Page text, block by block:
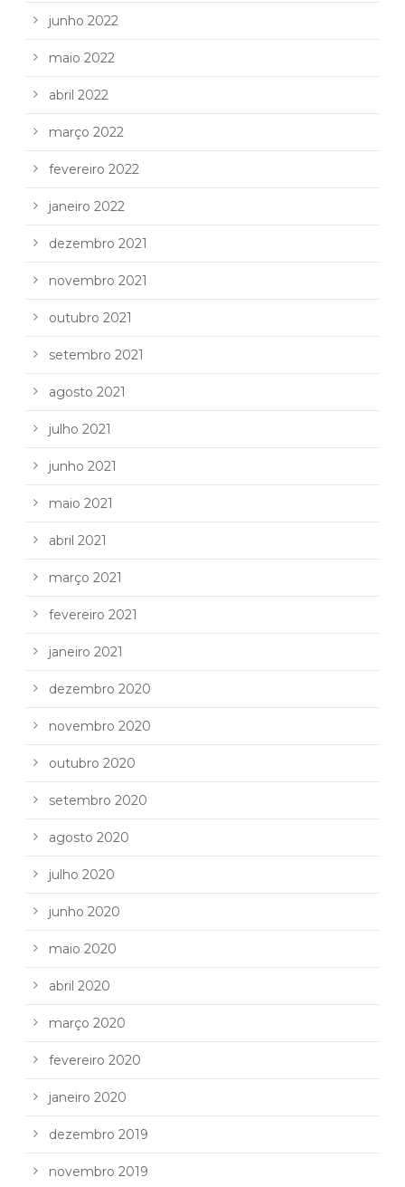
junho 2022
maio 2022
abril 2022
março 2022
fevereiro 2022
janeiro 2022
dezembro 2021
novembro 2021
outubro 2021
setembro 2021
agosto 2021
julho 2021
junho 2021
maio 2021
abril 2021
março 2021
fevereiro 2021
janeiro 2021
dezembro 2020
novembro 2020
outubro 2020
setembro 2020
agosto 2020
julho 2020
junho 2020
maio 2020
abril 2020
março 2020
fevereiro 2020
janeiro 2020
dezembro 2019
novembro 2019